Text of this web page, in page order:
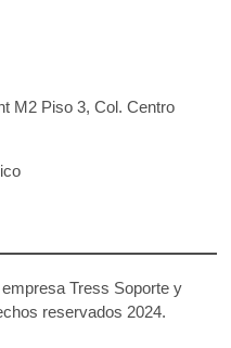
M2 Piso 3, Col. Centro
Tress Soporte y
reservados 2024.